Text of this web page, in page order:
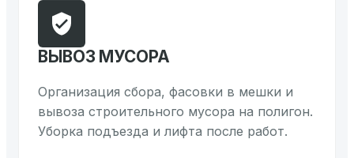
ВЫВОЗ МУСОРА
Организация сбора, фасовки в мешки и
вывоза строительного мусора на полигон.
Уборка подъезда и лифта после работ.